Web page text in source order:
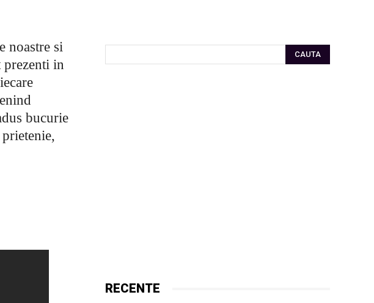
noastre si
prezenti in
bucurie
CAUTA
RECENTE